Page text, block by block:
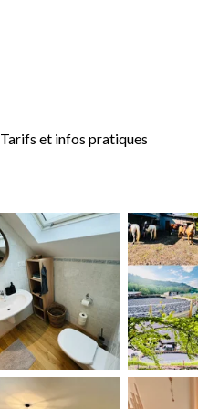
Tarifs et infos pratiques